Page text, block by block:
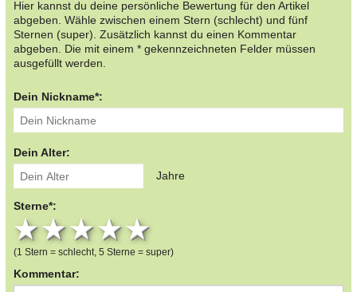
Hier kannst du deine persönliche Bewertung für den Artikel
abgeben. Wähle zwischen einem Stern (schlecht) und fünf
Sternen (super). Zusätzlich kannst du einen Kommentar
abgeben. Die mit einem * gekennzeichneten Felder müssen
ausgefüllt werden.
Dein Nickname*:
Dein Alter:
Jahre
Sterne*:
4 stars
3 stars
2 stars
1 star
(1 Stern = schlecht, 5 Sterne = super)
Kommentar: